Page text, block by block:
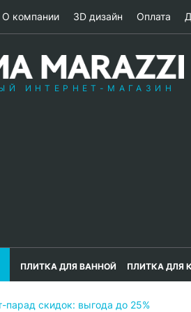
О компании 3D дизайн Оплата
ИНТЕРНЕТ-МАГАЗИН
ПЛИТКА ДЛЯ ВАННОЙ ПЛИТКА ДЛЯ
парад скидок: выгода до 25%